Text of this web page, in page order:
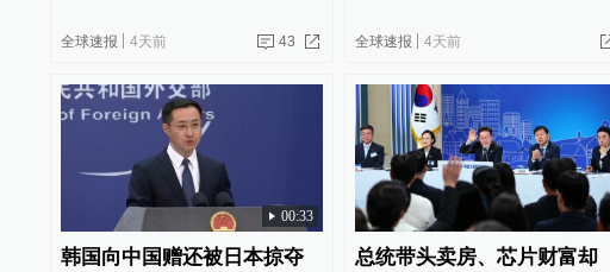
全球速报 4天前 43 全球速报 4天前
00:33
韩国向中国赠还被日本掠夺
总统带头卖房、芯片财富却